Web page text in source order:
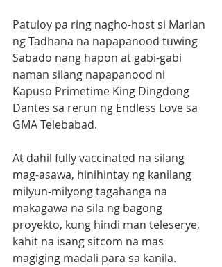
Patuloy pa ring nagho-host si Marian
ng Tadhana na napapanood tuwing
Sabado nang hapon at gabi-gabi
naman silang napapanood ni
Kapuso Primetime King Dingdong
Dantes sa rerun ng Endless Love sa
GMA Telebabad.
At dahil fully vaccinated na silang
mag-asawa, hinihintay ng kanilang
milyun-milyong tagahanga na
makagawa na sila ng bagong
proyekto, kung hindi man teleserye,
kahit na isang sitcom na mas
magiging madali para sa kanila.